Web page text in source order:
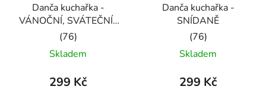
Danča kuchařka -
VÁNOČNÍ, SVÁTEČNÍ i
na SILVESTRA
Průměrné
hodnocení
produktu
Skladem
299 Kč
Danča kuchařka -
SNÍDANĚ
Průměrné
hodnocení
produktu
Skladem
299 Kč